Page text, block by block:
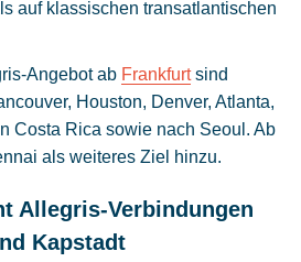
auf klassischen transatlantischen
Angebot ab Frankfurtsind
Houston, Denver, Atlanta,
Costa Rica sowie nach Seoul. Ab
als weiteres Ziel hinzu.
Allegris-Verbindungen
Kapstadt